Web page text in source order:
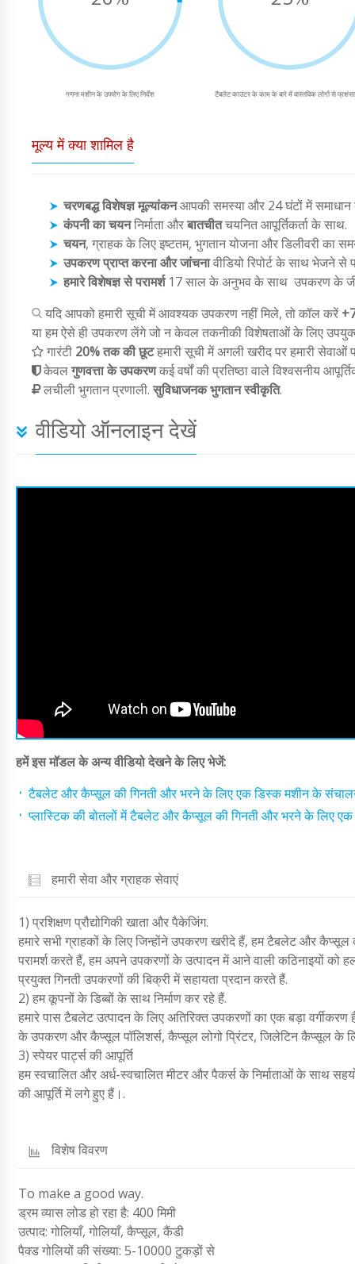
गणना मशीन के उपयोग के लिए निर्देश टैबलेट काउंटर के काम के बारे में वास्तविक लोगों से
मूल्य में क्या शामिल है
चरणबद्ध विशेषज्ञ मूल्यांकनआपकी समस्या और 24 घंटों में समाधान
कंपनी का चयननिर्माता औरबातचीतचयनित आपूर्तिकर्ता के साथ.
चयन, ग्राहक के लिए इष्टतम, भुगतान योजना और डिलीवरी का
उपकरण प्राप्त करना और जांचनावीडियो रिपोर्ट के साथ भेजने से
हमारे विशेषज्ञ से परामर्श17 साल के अनुभव के साथ उपकरण के
यदि आपको हमारी सूची में आवश्यक उपकरण नहीं मिले, तो कॉल करें
या हम ऐसे ही उपकरण लेंगे जो न केवल तकनीकी विशेषताओं के लिए
गारंटी 20% तक की छूटहमारी सूची में अगली खरीद पर हमारी सेवाओं
केवलगुणवत्ता के उपकरणकई वर्षों की प्रतिष्ठा वाले विश्वसनीय
लचीली भुगतान प्रणाली.सुविधाजनक भुगतान स्वीकृति.
वीडियो ऑनलाइन देखें
हमें इस मॉडल के अन्य वीडियो देखने के लिए भेजें:
टैबलेट और कैप्सूल की गिनती और भरने के लिए एक डिस्क मशीन के संचालन
प्लास्टिक की बोतलों में टैबलेट और कैप्सूल की गिनती और भरने के लिए
हमारी सेवा और ग्राहक सेवाएं
1) प्रशिक्षण प्रौद्योगिकी खाता और पैकेजिंग.
हमारे सभी ग्राहकों के लिए जिन्होंने उपकरण खरीदे हैं, हम टैबलेट और कैप्सूल
परामर्श करते हैं, हम अपने उपकरणों के उत्पादन में आने वाली कठिनाइयों को
प्रयुक्त गिनती उपकरणों की बिक्री में सहायता प्रदान करते हैं.
2) हम कूपनों के डिब्बों के साथ निर्माण कर रहे हैं.
हमारे पास टैबलेट उत्पादन के लिए अतिरिक्त उपकरणों का एक बड़ा
के उपकरण और कैप्सूल पॉलिशर्स, कैप्सूल लोगो प्रिंटर, जिलेटिन कैप्सूल
3) स्पेयर पार्ट्स की आपूर्ति
हम स्वचालित और अर्ध-स्वचालित मीटर और पैकर्स के निर्माताओं के साथ
की आपूर्ति में लगे हुए हैं।.
विशेष विवरण
To make a good way.
ड्रम व्यास लोड हो रहा है: 400 मिमी
उत्पाद: गोलियाँ, गोलियाँ, कैप्सूल, कैंडी
पैक्ड गोलियों की संख्या: 5-10000 टुकड़ों से